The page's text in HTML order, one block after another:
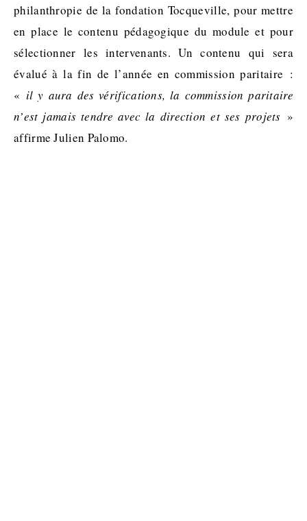
philanthropie de la fondation Tocqueville, pour mettre
en place le contenu pédagogique du module et pour
sélectionner les intervenants. Un contenu qui sera
évalué à la fin de l’année en commission paritaire :
« il y aura des vérifications, la commission paritaire
n’est jamais tendre avec la direction et ses projets »
affirme Julien Palomo.